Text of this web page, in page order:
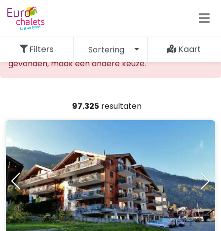
De opgevraagde accommodatie kan niet worden
gevonden, maak een andere keuze.
97.325 resultaten
Filters Sortering Kaart